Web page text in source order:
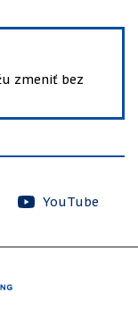
zmeniť bez
YouTube